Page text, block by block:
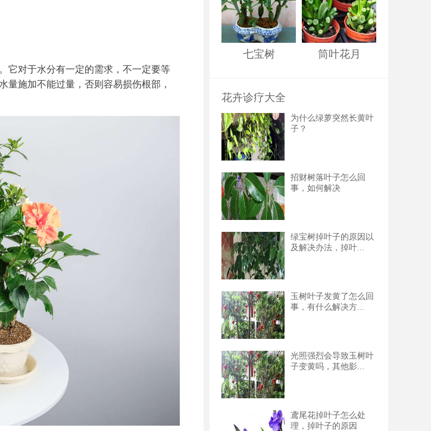
它对于水分有一定的需求，不一定要等
量施加不能过量，否则容易损伤根部，
七宝树 筒叶花月
花卉诊疗大全
为什么绿萝突然长黄叶
子？
招财树落叶子怎么回
事，如何解决
绿宝树掉叶子的原因以
及解决办法，掉叶...
玉树叶子发黄了怎么回
事，有什么解决方...
光照强烈会导致玉树叶
子变黄吗，其他影...
鸢尾花掉叶子怎么处
理，掉叶子的原因